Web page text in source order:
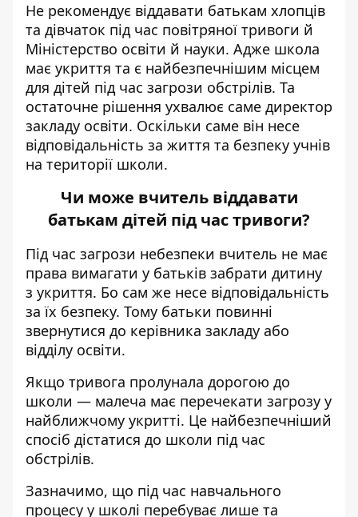
Не рекомендує віддавати батькам хлопців
та дівчаток під час повітряної тривоги й
Міністерство освіти й науки. Адже школа
має укриття та є найбезпечнішим місцем
для дітей під час загрози обстрілів. Та
остаточне рішення ухвалює саме директор
закладу освіти. Оскільки саме він несе
відповідальність за життя та безпеку учнів
на території школи.
Чи може вчитель віддавати
батькам дітей під час тривоги?
Під час загрози небезпеки вчитель не має
права вимагати у батьків забрати дитину
з укриття. Бо сам же несе відповідальність
за їх безпеку. Тому батьки повинні
звернутися до керівника закладу або
відділу освіти.
Якщо тривога пролунала дорогою до
школи — малеча має перечекати загрозу у
найближчому укритті. Це найбезпечніший
спосіб дістатися до школи під час
обстрілів.
Зазначимо, що під час навчального
процесу у школі перебуває лише та